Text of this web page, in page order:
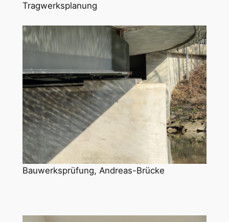
Tragwerksplanung
Bauwerksprüfung, Andreas-Brücke